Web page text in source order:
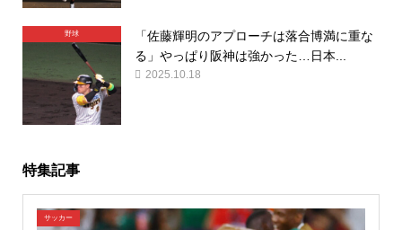
野球
「佐藤輝明のアプローチは落合博満に重な
る」やっぱり阪神は強かった…日本...
2025.10.18
特集記事
サッカー